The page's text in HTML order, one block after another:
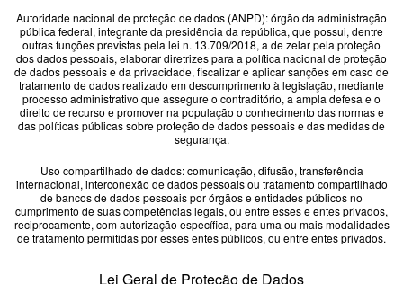
Eletrificação
Dimas
Sustentabilidade
WeCharge
Carros elétricos
Autoridade nacional de proteção de dados (ANPD): órgão da administração
pública federal, integrante da presidência da república, que possui, dentre
outras funções previstas pela lei n. 13.709/2018, a de zelar pela proteção
dos dados pessoais, elaborar diretrizes para a política nacional de proteção
de dados pessoais e da privacidade, fiscalizar e aplicar sanções em caso de
tratamento de dados realizado em descumprimento à legislação, mediante
processo administrativo que assegure o contraditório, a ampla defesa e o
direito de recurso e promover na população o conhecimento das normas e
das políticas públicas sobre proteção de dados pessoais e das medidas de
segurança.
Uso compartilhado de dados: comunicação, difusão, transferência
internacional, interconexão de dados pessoais ou tratamento compartilhado
de bancos de dados pessoais por órgãos e entidades públicos no
cumprimento de suas competências legais, ou entre esses e entes privados,
reciprocamente, com autorização específica, para uma ou mais modalidades
de tratamento permitidas por esses entes públicos, ou entre entes privados.
Lei Geral de Proteção de Dados